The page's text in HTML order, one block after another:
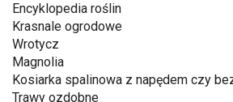
Encyklopedia roślin
Krasnale ogrodowe
Wrotycz
Magnolia
Kosiarka spalinowa z napędem czy
Trawy ozdobne